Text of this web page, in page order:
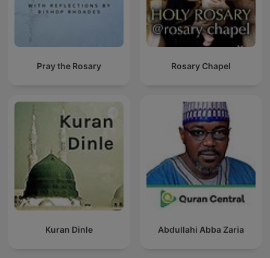
Pray the Rosary Rosary Chapel
Kuran Dinle Abdullahi Abba Zaria